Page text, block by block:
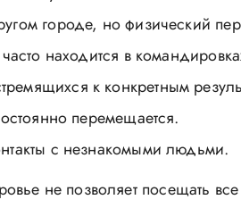
городе, но физический
находится в
к конкретным
перемещается.
с незнакомыми людьми.
не позволяет посещать